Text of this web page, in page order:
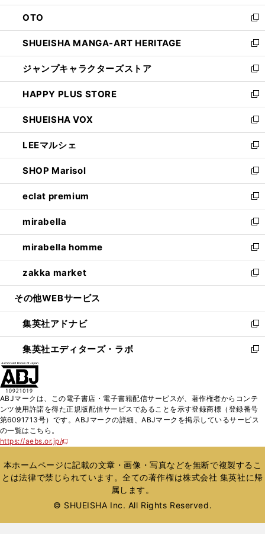
ウ
で
開
く
ン
ド
ウ
で
開
く
OTO
新
し
い
ウ
ィ
ン
ド
ウ
で
開
く
SHUEISHA MANGA-ART HERITAGE
新
し
い
ウ
ィ
ン
ド
ウ
で
開
く
ジャンプキャラクターズストア
新
し
い
ウ
ィ
ン
ド
ウ
で
開
く
HAPPY PLUS STORE
新
し
い
ウ
ィ
ン
ド
ウ
で
開
く
SHUEISHA VOX
新
し
い
ウ
ィ
ン
ド
ウ
で
開
く
LEEマルシェ
新
し
い
ウ
ィ
ン
ド
ウ
で
開
く
SHOP Marisol
新
し
い
ウ
ィ
ン
ド
ウ
で
開
eclat premium
新
し
い
ウ
ィ
ン
ド
ウ
開
く
mirabella
新
し
い
ウ
ィ
ン
ウ
で
開
く
mirabella homme
新
し
い
ウ
ン
ド
ウ
で
zakka market
新
し
ウ
ィ
ン
ド
く
その他WEBサービス
集英社アドナビ
新
し
い
ド
ウ
で
集英社エディターズ・ラボ
新
ィ
ン
ド
開
く
ABJマークは、この電子書店・電子書籍配信サービスが、著作権者からコンテ
ンツ使用許諾を得た正規版配信サービスであることを示す登録商標（登録番号
第6091713号）です。ABJマークの詳細、ABJマークを掲示しているサービス
の一覧はこちら。
https://aebs.or.jp/
新
い
ウ
ィ
ウ
本ホームページに記載の文章・画像・写真などを無断で複製するこ
とは法律で禁じられています。全ての著作権は株式会社 集英社に帰
属します。
© SHUEISHA Inc. All Rights Reserved.